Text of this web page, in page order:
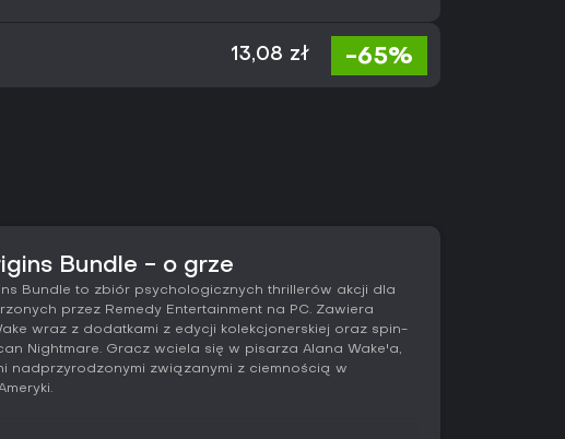
13,08 zł -65%
Bundle - o grze
Bundle to zbiór psychologicznych thrillerów akcji dla
przez Remedy Entertainment na PC. Zawiera
wraz z dodatkami z edycji kolekcjonerskiej oraz spin-
Nightmare. Gracz wciela się w pisarza Alana Wake'a,
nadprzyrodzonymi związanymi z ciemnością w